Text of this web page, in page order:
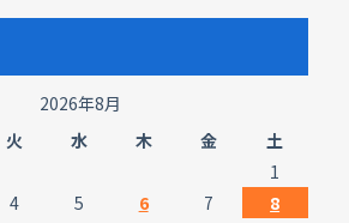
2026年8月
火 水 木 金
土
1
4 5 6 7
8